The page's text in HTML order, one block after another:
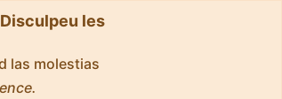
les
las molestias